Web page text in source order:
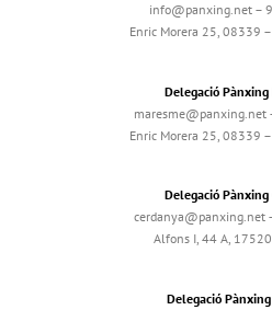
info@panxing.net –
Enric Morera 25, 08339
Delegació Pànxing
maresme@panxing.net
Enric Morera 25, 08339
Delegació Pànxing
cerdanya@panxing.net
Alfons I, 44 A,
Delegació